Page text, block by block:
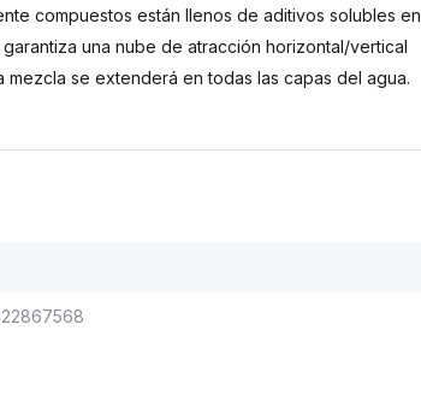
compuestos están llenos de aditivos solubles en
una nube de atracción horizontal/vertical
se extenderá en todas las capas del agua.